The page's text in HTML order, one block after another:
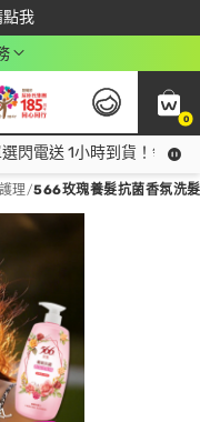
我
0
閃電送 1小時到貨！領神
理/566玫瑰養髮抗菌香氛洗